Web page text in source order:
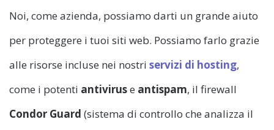
Noi, come azienda, possiamo darti un grande aiuto
per proteggere i tuoi siti web. Possiamo farlo grazie
alle risorse incluse nei nostri servizi di hosting,
come i potenti antiviruse antispam, il firewall
Condor Guard (sistema di controllo che analizza il